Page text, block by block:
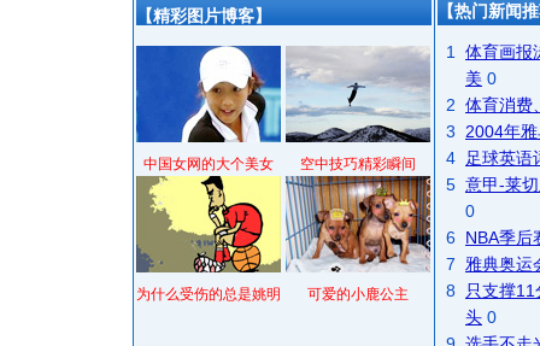
【精彩图片博客】
中国女网的大个美女 空中技巧精彩瞬间
为什么受伤的总是姚明 可爱的小鹿公主
【热门新闻
1
体育画报
美 0
2 体育消费
3
2004年
4
足球英语
5 意甲-莱
0
6 NBA季后
7
雅典奥运
8
只支撑
头 0